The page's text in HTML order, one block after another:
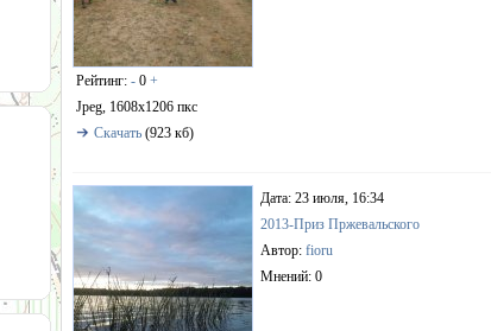
Рейтинг: - 0 +
Jpeg, 1608x1206 пкс
Скачать (923 кб)
Дата: 23 июля, 16:34
2013-Приз Пржевальского
Автор: fioru
Мнений: 0